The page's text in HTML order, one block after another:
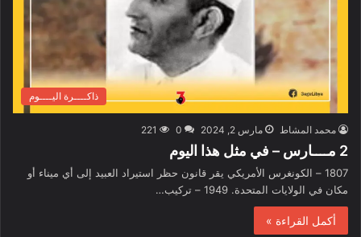
ذاكــــرة اليــــوم
محمد المشاط مارس 2, 2024 0
221
2 مــــارس – في مثل هذا اليوم
1807 – الكونغرس الأمريكي يقر قانون حظر استيراد العبيد إلى أي ميناء أو
مكان في الولايات المتحدة. 1949 – تركيب…
أكمل القراءة »